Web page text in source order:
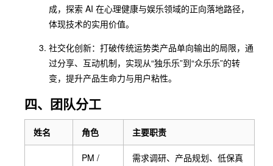
成，探索 AI 在心理健康与娱乐领域的正向落地路径，
体现技术的实用价值。
社交化创新：打破传统运势类产品单向输出的局限，通
过分享、互动机制，实现从“独乐乐”到“众乐乐”的转
变，提升产品生命力与用户粘性。
四、团队分工
姓名 角色 主要职责
PM /
需求调研、产品规划、低保真